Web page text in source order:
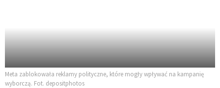
Meta zablokowała reklamy polityczne, które mogły wpływać na kampanię
wyborczą. Fot. depositphotos